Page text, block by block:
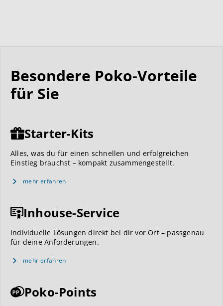
Besondere Poko-Vorteile
für Sie
Starter-Kits
Alles, was du für einen schnellen und erfolgreichen
Einstieg brauchst – kompakt zusammengestellt.
mehr erfahren
Inhouse-Service
Individuelle Lösungen direkt bei dir vor Ort – passgenau
für deine Anforderungen.
mehr erfahren
Poko-Points